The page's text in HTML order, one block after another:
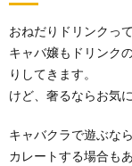
おねだりドリンクっ
キャバ嬢もドリンク
りしてきます。
けど、奢るならお気
キャバクラで遊ぶな
カレートする場合も